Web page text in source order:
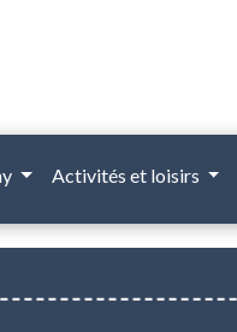
Activités et loisirs